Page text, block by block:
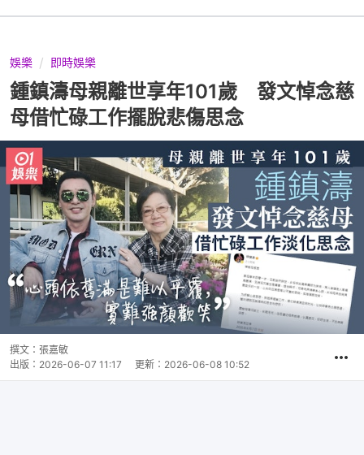
娛樂 即時娛樂
鍾鎮濤母親離世享年101歲 發文悼念慈
母借忙碌工作擺脫悲傷思念
撰文： 張嘉敏
出版： 2026-06-07 11:17 更新： 2026-06-08 10:52